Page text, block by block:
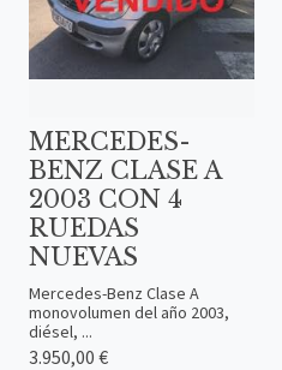
MERCEDES-
BENZ CLASE A
2003 CON 4
RUEDAS
NUEVAS
Mercedes-Benz Clase A
monovolumen del año 2003,
diésel, ...
3.950,00 €